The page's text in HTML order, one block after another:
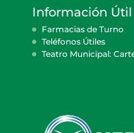
Información Útil
Farmacias de Turno
Teléfonos Útiles
Teatro Municipal: